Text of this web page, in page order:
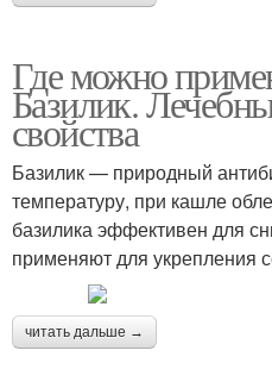
Где можно
Базилик.
свойства
Базилик — природный
температуру, при кашле
базилика эффективен для
применяют для укрепления
читать дальше →